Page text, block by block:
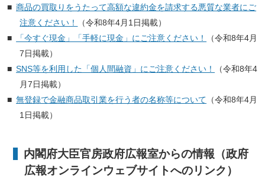
商品の買取りをうたって高額な違約金を請求する悪質な業者にご
注意ください！
（令和8年4月1日掲載）
「今すぐ現金」「手軽に現金」にご注意ください！
（令和8年4月
7日掲載）
SNS等を利用した「個人間融資」にご注意ください！
（令和8年4
月7日掲載）
無登録で金融商品取引業を行う者の名称等について （令和8年4月
1日掲載）
内閣府大臣官房政府広報室からの情報（政府
広報オンラインウェブサイトへのリンク）